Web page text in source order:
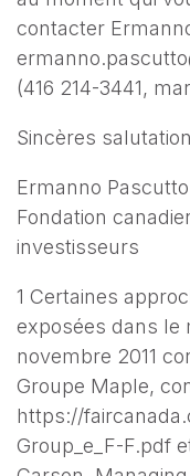
contacter
(416 214-3441,
Sincères
Ermanno Pascutto
Fondation
investisseurs
1 Certaines
exposées dans le
novembre 2011
Groupe Maple,
https://
Group_e_F-F.pdf